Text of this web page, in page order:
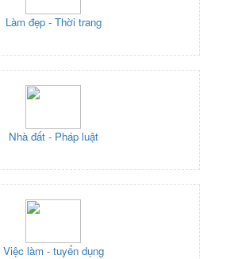
Làm đẹp - Thời trang
Nhà đất - Pháp luật
Việc làm - tuyển dụng